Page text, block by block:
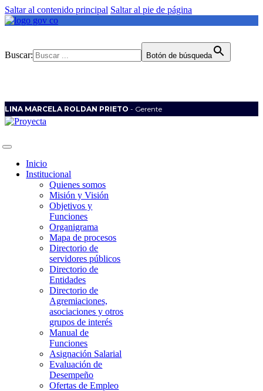
Saltar al contenido principal Saltar al pie de página
Buscar: Botón de búsqueda
LINA MARCELA ROLDAN PRIETO - Gerente
Inicio
Institucional
Quienes somos
Misión y Visión
Objetivos y
Funciones
Organigrama
Mapa de procesos
Directorio de
servidores públicos
Directorio de
Entidades
Directorio de
Agremiaciones,
asociaciones y otros
grupos de interés
Manual de
Funciones
Asignación Salarial
Evaluación de
Desempeño
Ofertas de Empleo